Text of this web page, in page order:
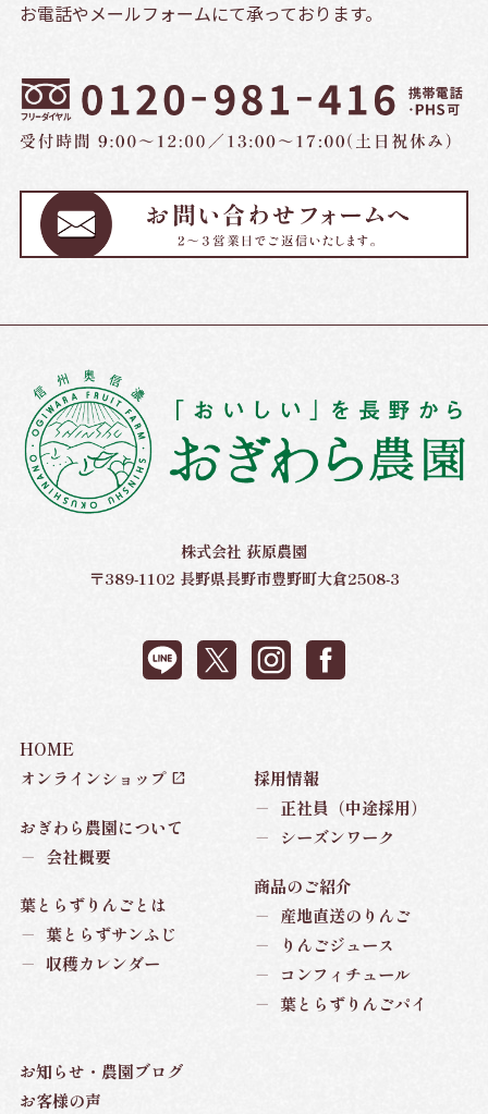
お電話やメールフォームにて承っております。
株式会社 荻原農園
〒389-1102 長野県長野市豊野町大倉2508-3
HOME
オンラインショップ
おぎわら農園について
－ 会社概要
葉とらずりんごとは
－ 葉とらずサンふじ
－ 収穫カレンダー
採用情報
－ 正社員（中途採用）
－
シーズンワーク
商品のご紹介
－
産地直送のりんご
－
りんごジュース
－
コンフィチュール
－ 葉とらずりんごパイ
お知らせ・農園ブログ
お客様の声